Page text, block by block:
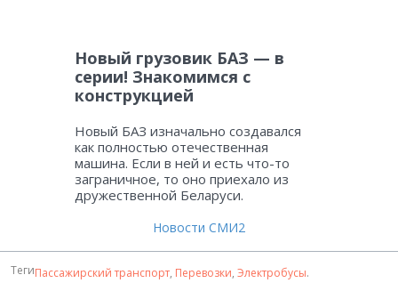
Новый грузовик БАЗ — в
серии! Знакомимся с
конструкцией
Новый БАЗ изначально создавался
как полностью отечественная
машина. Если в ней и есть что-то
заграничное, то оно приехало из
дружественной Беларуси.
Новости СМИ2
ТегиПассажирский транспорт, Перевозки, Электробусы.